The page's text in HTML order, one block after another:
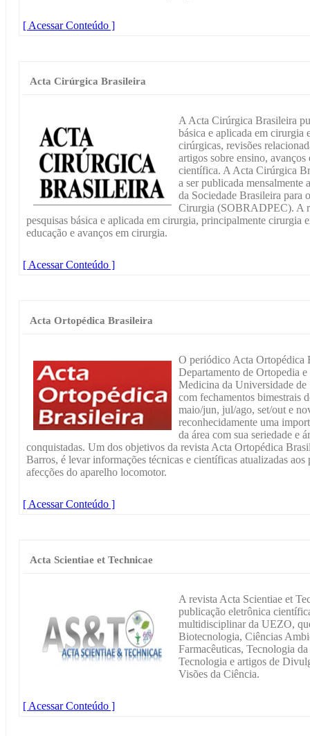
[ Acessar Conteúdo ]
Acta Cirúrgica Brasileira
A Acta Cirúrgica Brasileira
básica e aplicada em cirurgia
cirúrgicas, revisões
artigos sobre ensino,
científica. A Acta Cirúrgica
a ser publicada
da Sociedade Brasileira para
Cirurgia (SOBRADPEC). A
pesquisas básica e aplicada em cirurgia, principalmente cirurgia
educação e avanços em cirurgia.
[ Acessar Conteúdo ]
Acta Ortopédica Brasileira
O periódico Acta Ortopédica
Departamento de Ortopedia
Medicina da Universidade de
com fechamentos bimestrais
maio/jun, jul/ago, set/out e
reconhecidamente uma
da área com sua seriedade e
conquistadas. Um dos objetivos da revista Acta Ortopédica
Barros, é levar informações técnicas e científicas atualizadas aos
afecções do aparelho locomotor.
[ Acessar Conteúdo ]
Acta Scientiae et Technicae
A revista Acta Scientiae et
publicação eletrônica
multidisciplinar da UEZO,
Biotecnologia, Ciências
Farmacêuticas, Tecnologia
Tecnologia e artigos de
Visões da Ciência.
[ Acessar Conteúdo ]